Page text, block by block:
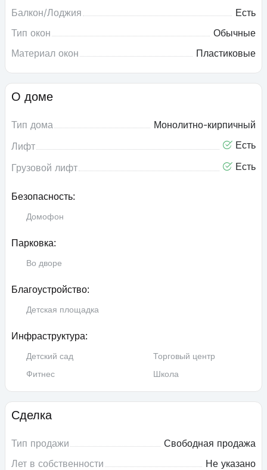
Балкон/Лоджия
Есть
Тип окон
Обычные
Материал окон
Пластиковые
О доме
Тип дома
Монолитно-кирпичный
Лифт
Есть
Грузовой лифт
Есть
Безопасность:
Домофон
Парковка:
Во дворе
Благоустройство:
Детская площадка
Инфраструктура:
Детский сад
Торговый центр
Фитнес
Школа
Сделка
Тип продажи
Свободная продажа
Лет в собственности
Не указано